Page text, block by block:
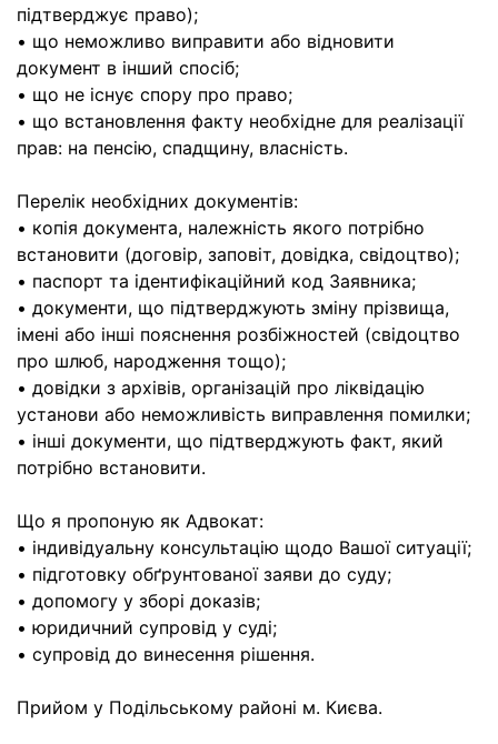
підтверджує право);
• що неможливо виправити або відновити
документ в інший спосіб;
• що не існує спору про право;
• що встановлення факту необхідне для реалізації
прав: на пенсію, спадщину, власність.
Перелік необхідних документів:
• копія документа, належність якого потрібно
встановити (договір, заповіт, довідка, свідоцтво);
• паспорт та ідентифікаційний код Заявника;
• документи, що підтверджують зміну прізвища,
імені або інші пояснення розбіжностей (свідоцтво
про шлюб, народження тощо);
• довідки з архівів, організацій про ліквідацію
установи або неможливість виправлення помилки;
• інші документи, що підтверджують факт, який
потрібно встановити.
Що я пропоную як Адвокат:
• індивідуальну консультацію щодо Вашої ситуації;
• підготовку обґрунтованої заяви до суду;
• допомогу у зборі доказів;
• юридичний супровід у суді;
• супровід до винесення рішення.
Прийом у Подільському районі м. Києва.